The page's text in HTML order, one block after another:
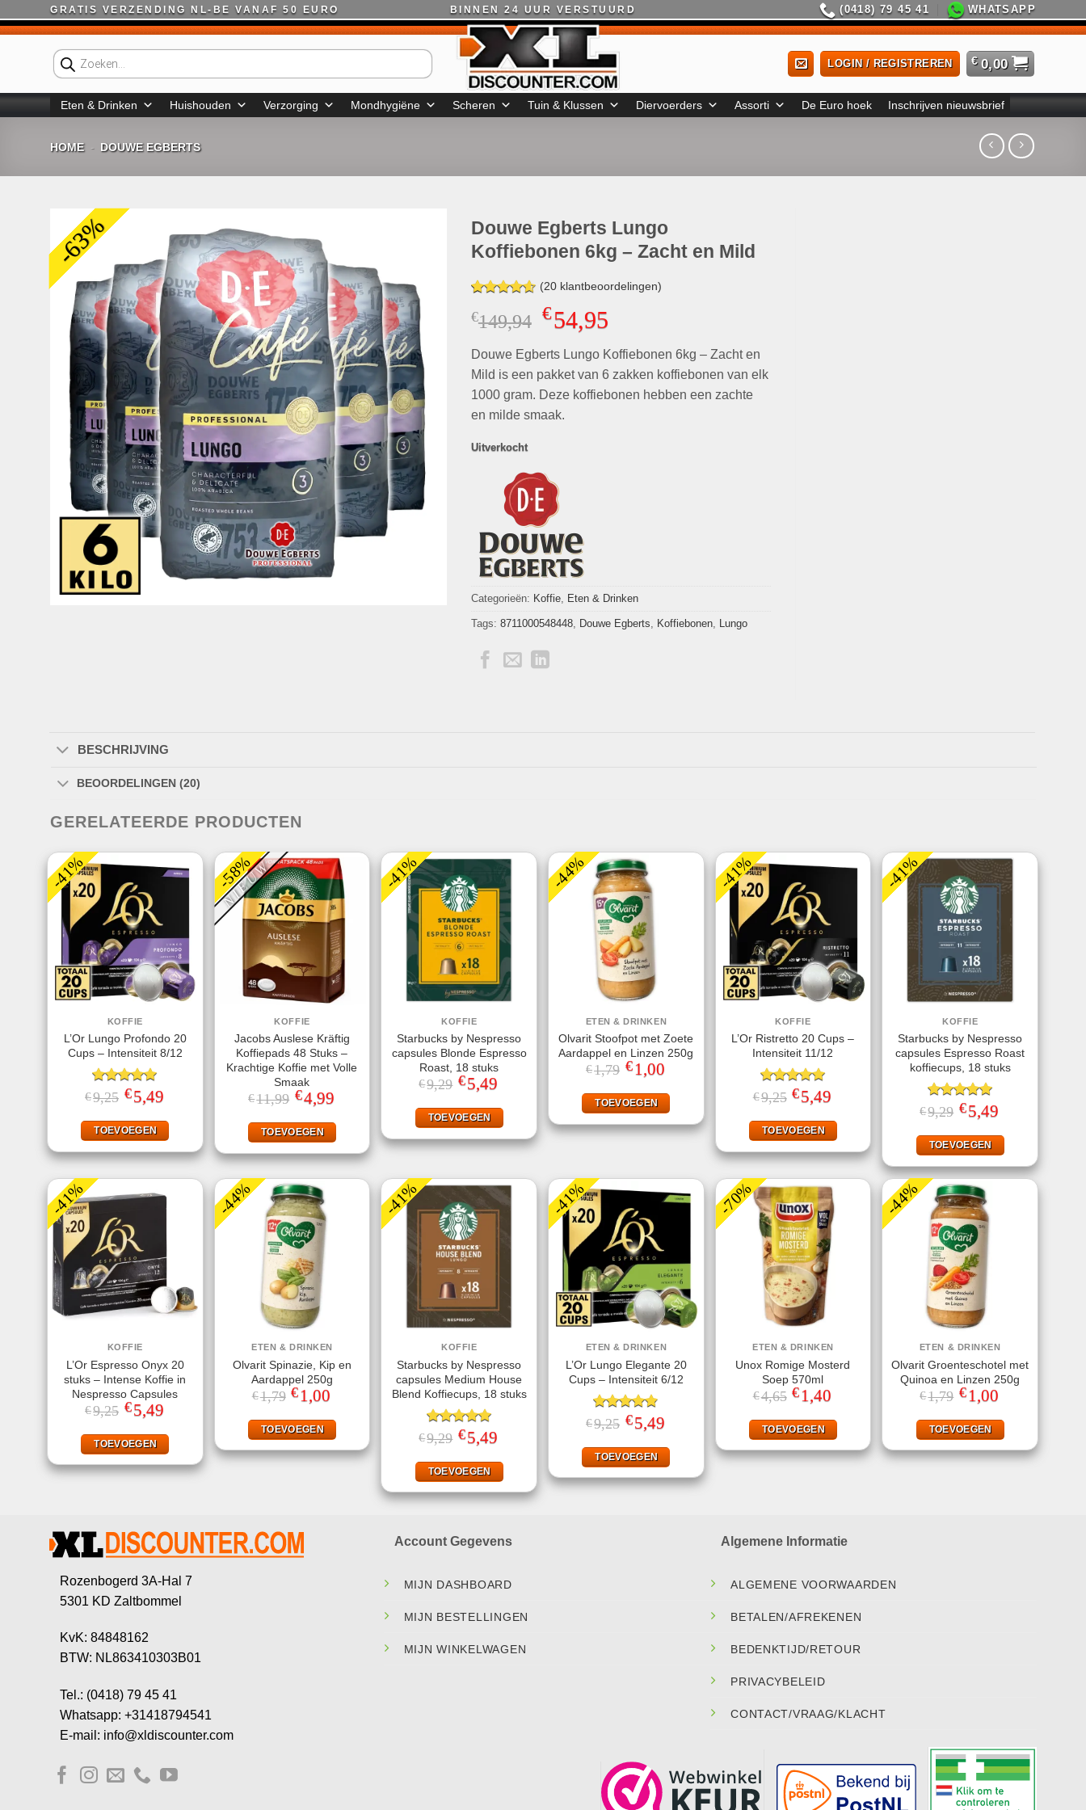
naar
GRATIS VERZENDING NL-BE VANAF 50 EURO BINNEN 24 UUR VERSTUURD (0418) 79 45 41 WHATSAPP
Producten
zoeken
LOGIN / REGISTREREN € 0,00
Eten & Drinken Huishouden Verzorging Mondhygiëne Scheren Tuin & Klussen Diervoerders Assorti De Euro hoek Inschrijven nieuwsbrief
HOME - DOUWE EGBERTS
-63%
Douwe Egberts Lungo
Koffiebonen 6kg – Zacht en Mild
4.60op 5
gebaseerd
waarderingen
(20klantbeoordelingen)
€149,94 Oorspronkelijke
was:
€149,94.
€54,95Huidige
is:
€54,95.
Douwe Egberts Lungo Koffiebonen 6kg – Zacht en
Mild is een pakket van 6 zakken koffiebonen van elk
1000 gram. Deze koffiebonen hebben een zachte
en milde smaak.
Uitverkocht
Categorieën: Koffie, Eten & Drinken
Tags: 8711000548448, Douwe Egberts, Koffiebonen, Lungo
BESCHRIJVING
BEOORDELINGEN (20)
GERELATEERDE PRODUCTEN
-41%
KOFFIE
L’Or Lungo Profondo 20
Cups – Intensiteit 8/12
Gewaardeerd
5.00uit 5
€9,25 Oorspronkelijke
prijs
€9,25.
€5,49Huidige
€5,49.
TOEVOEGEN
-58%
NIEUW
KOFFIE
Jacobs Auslese Kräftig
Koffiepads 48 Stuks –
Krachtige Koffie met Volle
Smaak
€11,99 Oorspronkelijke
prijs
€11,99.
€4,99Huidige
€4,99.
TOEVOEGEN
-41%
KOFFIE
Starbucks by Nespresso
capsules Blonde Espresso
Roast, 18 stuks
€9,29 Oorspronkelijke
prijs
€9,29.
€5,49Huidige
€5,49.
TOEVOEGEN
-44%
ETEN & DRINKEN
Olvarit Stoofpot met Zoete
Aardappel en Linzen 250g
€1,79 Oorspronkelijke
prijs
€1,79.
€ 1,00Huidige
€1,00.
TOEVOEGEN
-41%
KOFFIE
L’Or Ristretto 20 Cups –
Intensiteit 11/12
Gewaardeerd
5.00uit 5
€9,25 Oorspronkelijke
prijs
€9,25.
€5,49
€5,49.
TOEVOEGEN
-41%
KOFFIE
Starbucks by Nespresso
capsules Espresso Roast
koffiecups, 18 stuks
Gewaardeerd
5.00uit 5
€9,29 Oorspronkelijke
prijs
€9,29.
€5,49Huidige
€5,49.
TOEVOEGEN
-41%
KOFFIE
L’Or Espresso Onyx 20
stuks – Intense Koffie in
Nespresso Capsules
€9,25 Oorspronkelijke
prijs
€9,25.
€5,49Huidige
€5,49.
TOEVOEGEN
-44%
ETEN & DRINKEN
Olvarit Spinazie, Kip en
Aardappel 250g
€1,79 Oorspronkelijke
prijs
€1,79.
€ 1,00
€1,00.
TOEVOEGEN
-41%
KOFFIE
Starbucks by Nespresso
capsules Medium House
Blend Koffiecups, 18 stuks
Gewaardeerd
5.00uit 5
€9,29 Oorspronkelijke
prijs
€9,29.
€5,49Huidige
€5,49.
TOEVOEGEN
-41%
ETEN & DRINKEN
L’Or Lungo Elegante 20
Cups – Intensiteit 6/12
Gewaardeerd
4.80uit 5
€9,25 Oorspronkelijke
prijs
€9,25.
€5,49Huidige
€5,49.
TOEVOEGEN
-70%
ETEN & DRINKEN
Unox Romige Mosterd
Soep 570ml
€4,65 Oorspronkelijke
prijs
€4,65.
€ 1,40
€1,40.
TOEVOEGEN
-44%
ETEN & DRINKEN
Olvarit Groenteschotel met
Quinoa en Linzen 250g
€1,79 Oorspronkelijke
prijs
€1,79.
€ 1,00Huidige
€1,00.
TOEVOEGEN
Rozenbogerd 3A-Hal 7
5301 KD Zaltbommel
KvK: 84848162
BTW: NL863410303B01
Tel.: (0418) 79 45 41
Whatsapp: +31418794541
E-mail: info@xldiscounter.com
Account Gegevens
MIJN DASHBOARD
MIJN BESTELLINGEN
MIJN WINKELWAGEN
Algemene Informatie
ALGEMENE VOORWAARDEN
BETALEN/AFREKENEN
BEDENKTIJD/RETOUR
PRIVACYBELEID
CONTACT/VRAAG/KLACHT